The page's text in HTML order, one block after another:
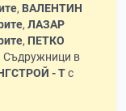
, ВАЛЕНТИН
, ЛАЗАР
, ПЕТКО
Съдружници в
- Тс